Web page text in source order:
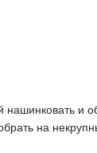
и
на